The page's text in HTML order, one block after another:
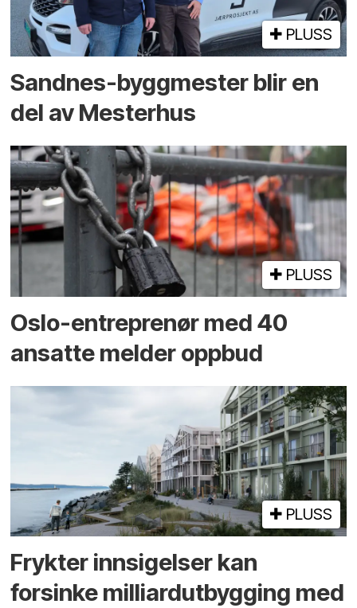
PLUSS
Sandnes-byggmester blir en
del av Mesterhus
PLUSS
Oslo-entreprenør med 40
ansatte melder oppbud
PLUSS
Frykter innsigelser kan
forsinke milliard­utbygging med